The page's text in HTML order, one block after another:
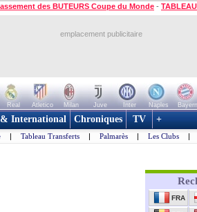
des BUTEURS Coupe du Monde -
emplacement publicitaire
Real Atletico Milan Juve Inter Naples Bayern
& International Chroniques TV +
| Tableau Transferts | Palmarès | Les Clubs |